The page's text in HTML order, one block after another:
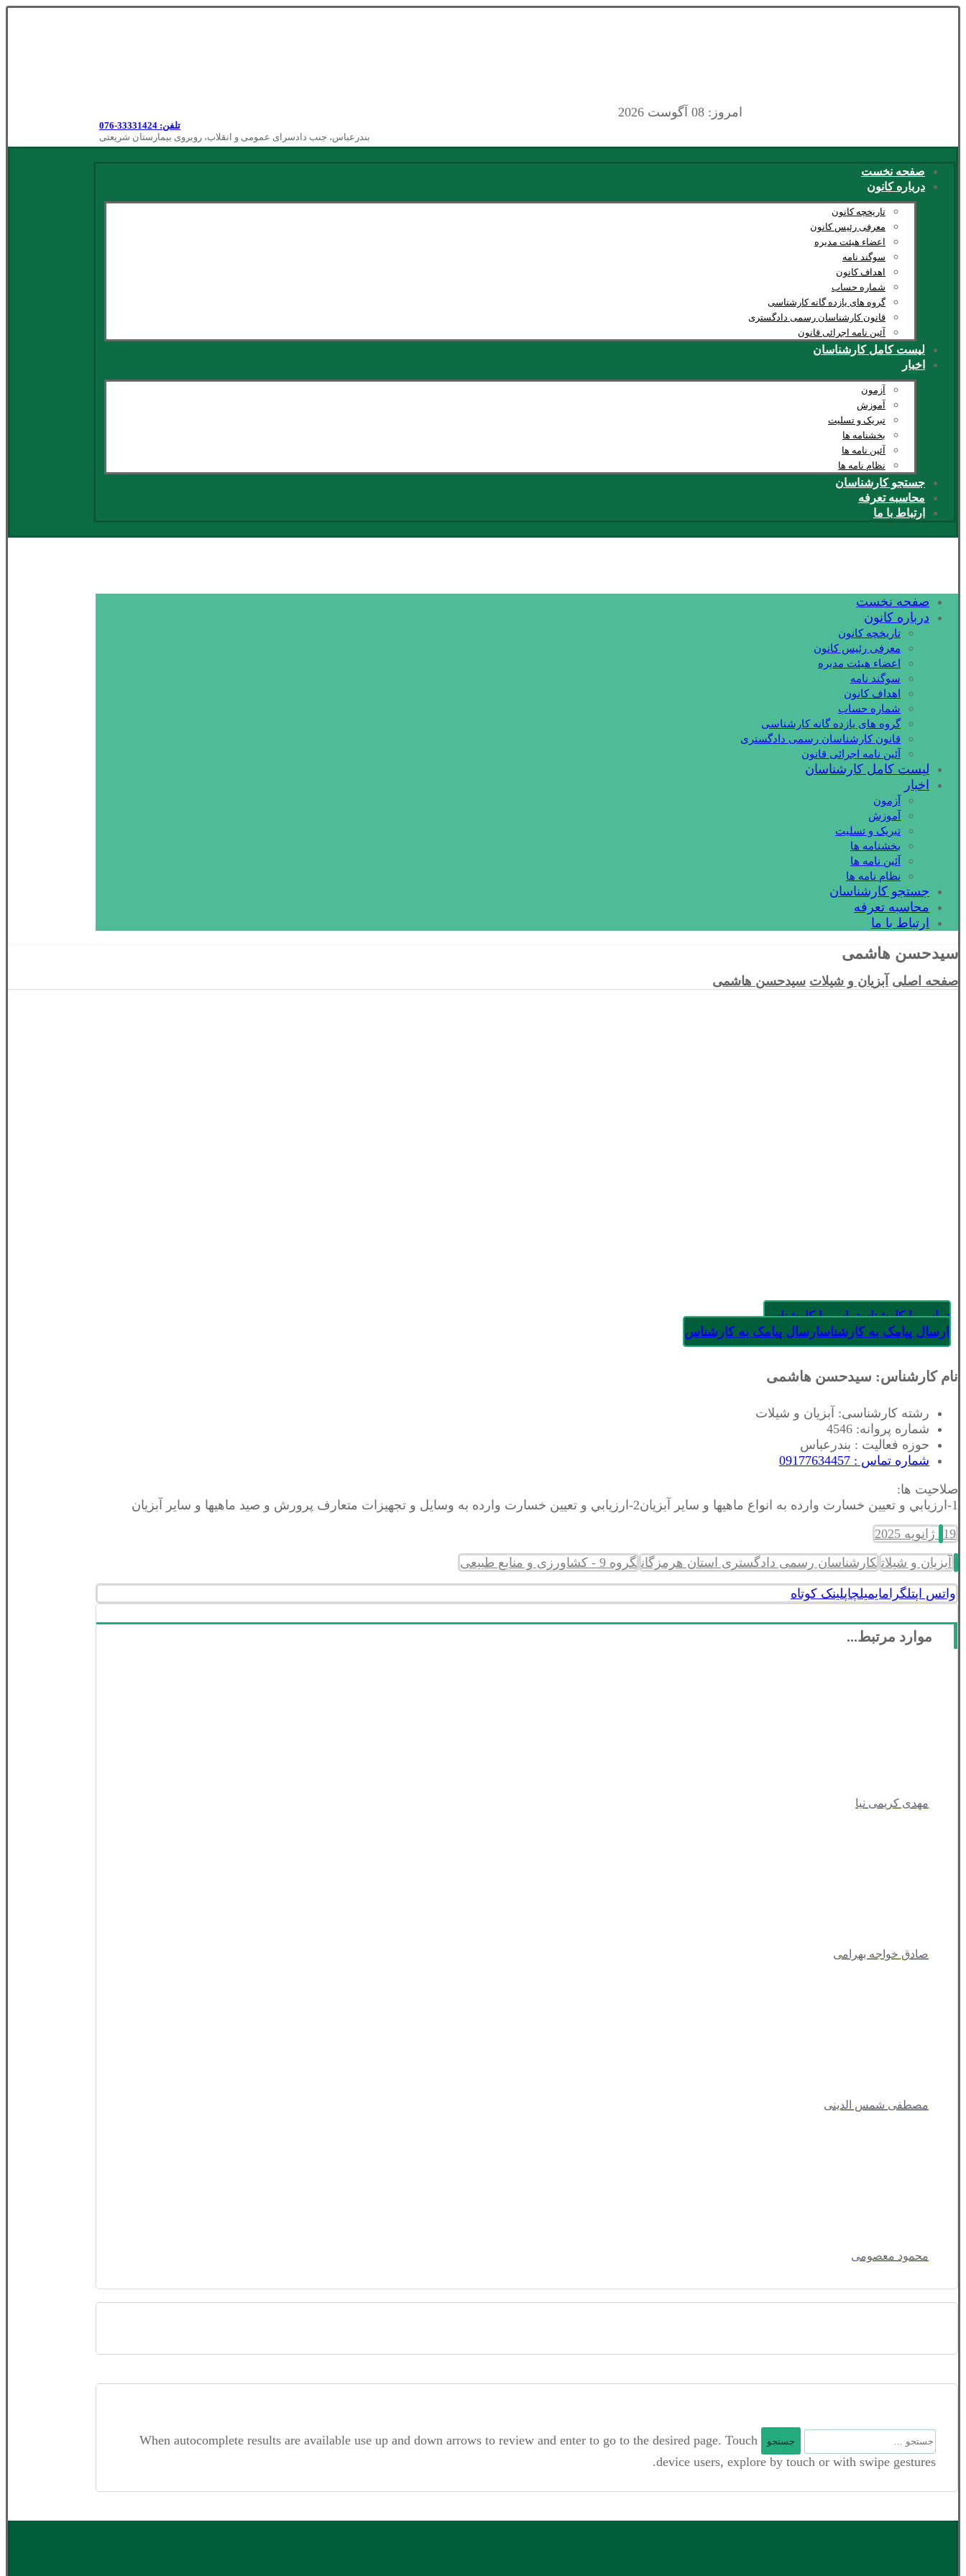
امروز: 08 آگوست 2026
تلفن: 33331424-076
بندرعباس، جنب دادسرای عمومی و انقلاب، روبروی بیمارستان شریعتی
صفحه نخست
درباره کانون
تاریخچه کانون
معرفی رئیس کانون
اعضاء هیئت مدیره
سوگند نامه
اهداف کانون
شماره حساب
گروه های یازده گانه کارشناسی
قانون کارشناسان رسمی دادگستری
آئین نامه اجرائی قانون
لیست کامل کارشناسان
اخبار
آزمون
آموزش
تبریک و تسلیت
بخشنامه ها
آئین نامه ها
نظام نامه ها
جستجو کارشناسان
محاسبه تعرفه
ارتباط با ما
صفحه نخست
درباره کانون
تاریخچه کانون
معرفی رئیس کانون
اعضاء هیئت مدیره
سوگند نامه
اهداف کانون
شماره حساب
گروه های یازده گانه کارشناسی
قانون کارشناسان رسمی دادگستری
آئین نامه اجرائی قانون
لیست کامل کارشناسان
اخبار
آزمون
آموزش
تبریک و تسلیت
بخشنامه ها
آئین نامه ها
نظام نامه ها
جستجو کارشناسان
محاسبه تعرفه
ارتباط با ما
سیدحسن هاشمی
صفحه اصلی آبزیان و شیلات سیدحسن هاشمی
تماس با کارشناستماس با کارشناس
ارسال پیامک به کارشناسارسال پیامک به کارشناس
نام کارشناس: سیدحسن هاشمی
رشته کارشناسی: آبزیان و شیلات
شماره پروانه: 4546
حوزه فعالیت : بندرعباس
شماره تماس : 09177634457
صلاحیت ها:
1-ارزيابي و تعيين خسارت وارده به انواع ماهيها و ساير آبزيان2-ارزيابي و تعيين خسارت وارده به وسايل و تجهيزات متعارف پرورش و صيد ماهيها و ساير آبزيان
19 ژانویه 2025
آبزیان و شیلات کارشناسان رسمی دادگستری استان هرمزگان گروه 9 - کشاورزی و منابع طبیعی
واتس اپتلگرامایمیلچاپلینک کوتاه
موارد مرتبط...
مهدی کریمی نیا
صادق خواجه بهرامی
مصطفی شمس الدینی
محمود معصومی
جستجو
برای:
When autocomplete results are available use up and down arrows to review and enter to go to the desired page. Touch
device users, explore by touch or with swipe gestures.